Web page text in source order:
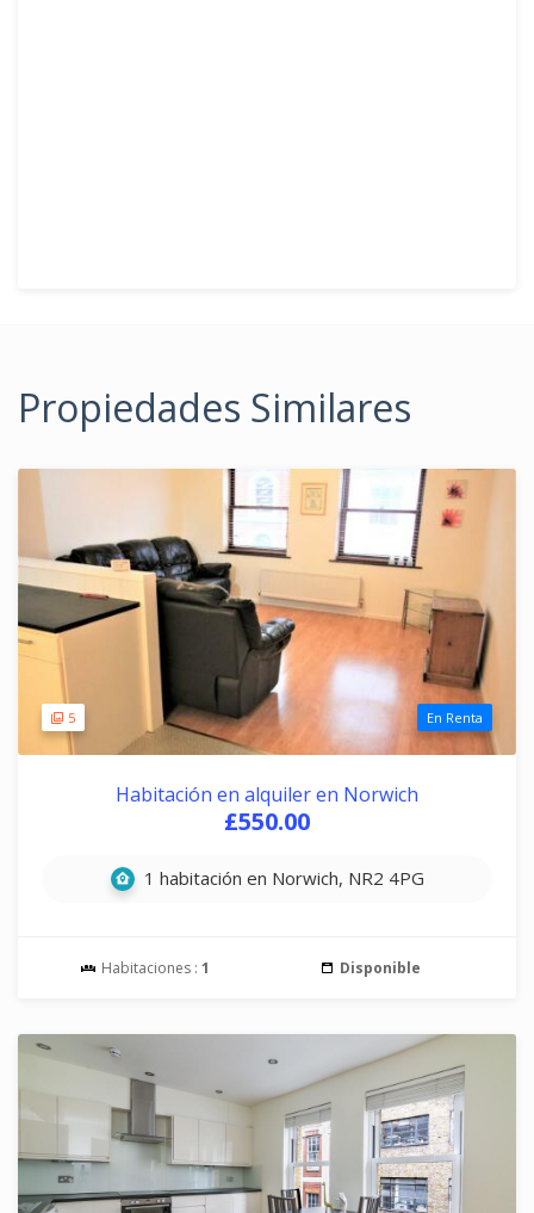
Propiedades Similares
5 En Renta
Habitación en alquiler en Norwich
£550.00
1 habitación en Norwich, NR2 4PG
Habitaciones : 1 Disponible